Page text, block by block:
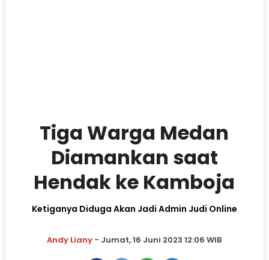
Tiga Warga Medan
Diamankan saat
Hendak ke Kamboja
Ketiganya Diduga Akan Jadi Admin Judi Online
Andy Liany - Jumat, 16 Juni 2023 12:06 WIB